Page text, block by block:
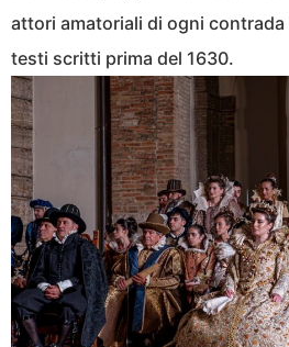
attori amatoriali di ogni
testi scritti prima del 1630.